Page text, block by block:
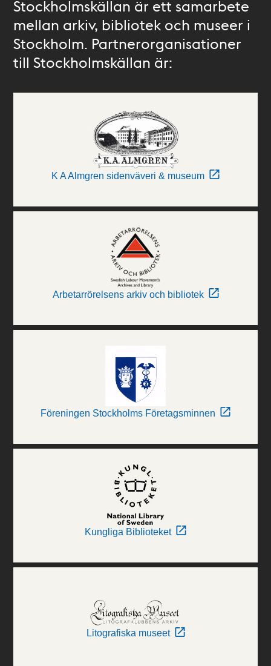
Stockholmskällan är ett samarbete
mellan arkiv, bibliotek och museer i
Stockholm. Partnerorganisationer
till Stockholmskällan är:
K A Almgren sidenväveri & museum
Arbetarrörelsens arkiv och bibliotek
Föreningen Stockholms Företagsminnen
Kungliga Biblioteket
Litografiska museet